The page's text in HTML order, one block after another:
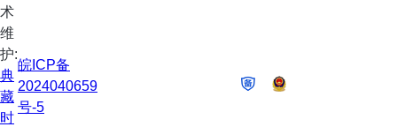
术
维
护:
典
藏
时
皖ICP备
2024040659
号-5